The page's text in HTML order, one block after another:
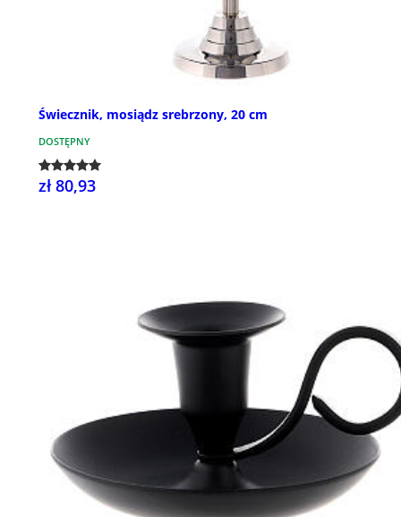
Świecznik, mosiądz srebrzony, 20 cm
DOSTĘPNY
zł 80,93